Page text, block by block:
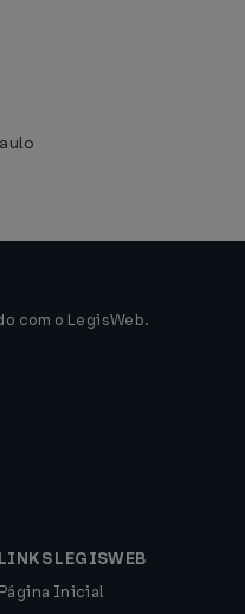
com o LegisWeb.
LINKS LEGISWEB
Página Inicial